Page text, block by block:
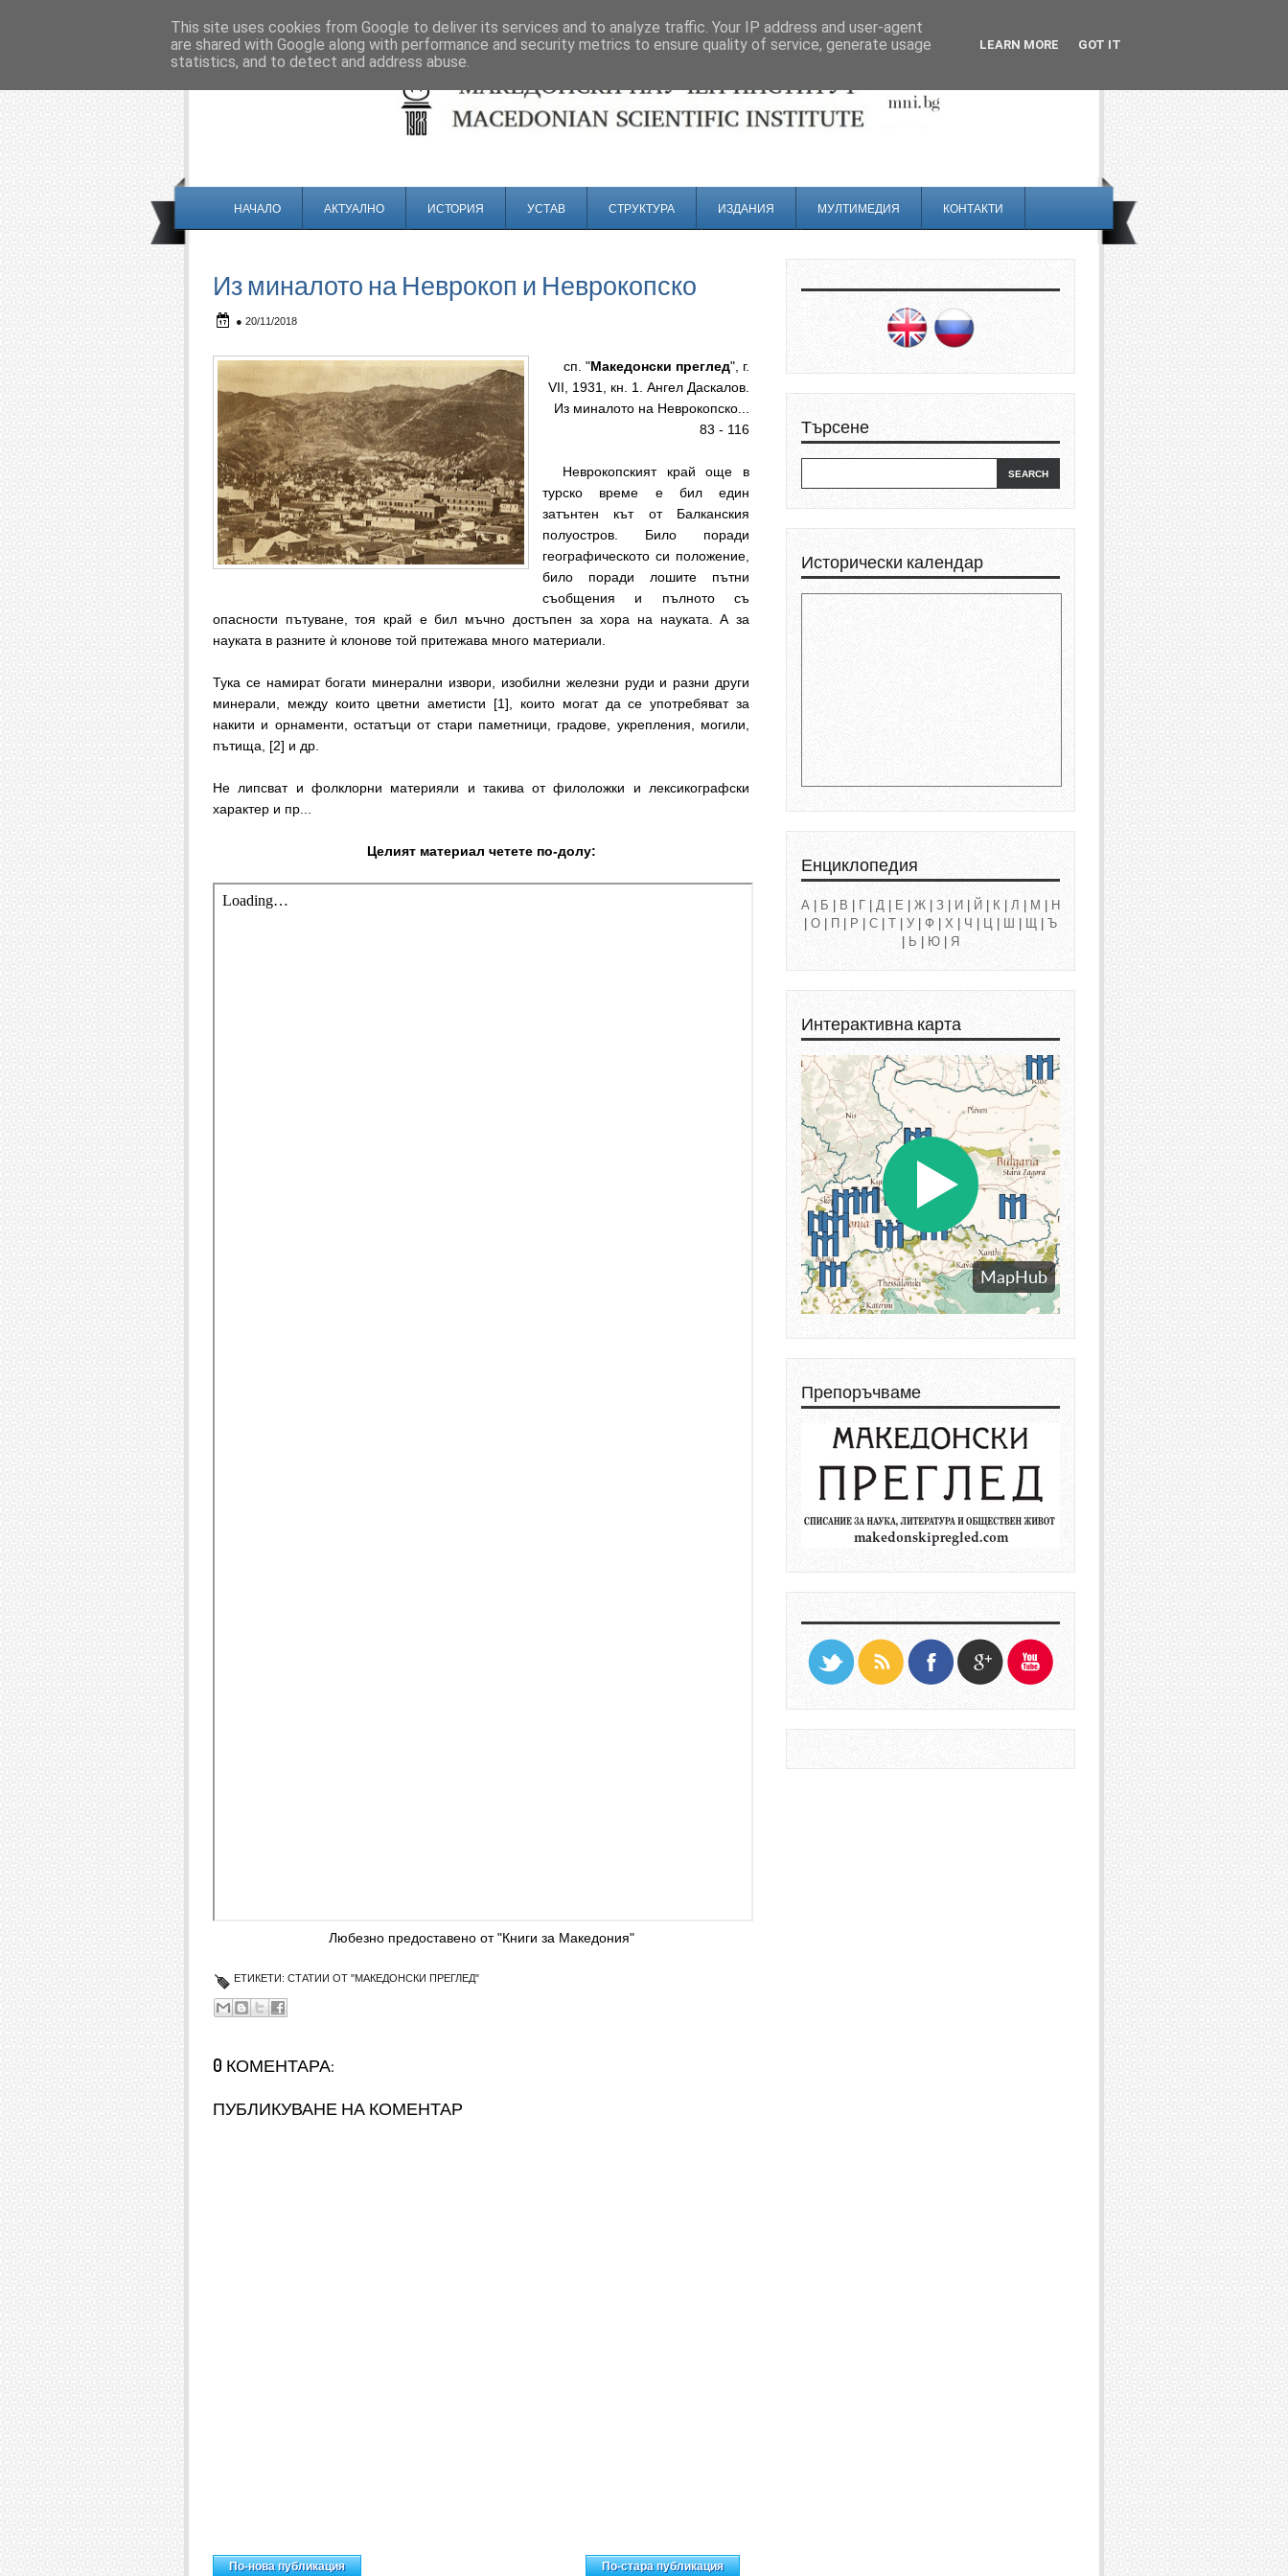
НАЧАЛО АКТУАЛНО ИСТОРИЯ УСТАВ СТРУКТУРА ИЗДАНИЯ МУЛТИМЕДИЯ КОНТАКТИ
Из миналото на Неврокоп и Неврокопско
● 20/11/2018
сп. "Македонски преглед", г.
VII, 1931, кн. 1. Ангел Даскалов.
Из миналото на Неврокопско...
83 - 116
Неврокопският край още в
турско време е бил един
затънтен кът от Балканския
полуостров. Било поради
географическото си положение,
било поради лошите пътни
съобщения и пълното съ
опасности пътуване, тоя край е бил мъчно достъпен за хора на науката. А за
науката в разните ѝ клонове той притежава много материали.
Тука се намират богати минерални извори, изобилни железни руди и разни други
минерали, между които цветни аметисти [1], които могат да се употребяват за
накити и орнаменти, остатъци от стари паметници, градове, укрепления, могили,
пътища, [2] и др.
Не липсват и фолклорни материяли и такива от филоложки и лексикографски
характер и пр...
Целият материал четете по-долу:
Любезно предоставено от "Книги за Македония"
ЕТИКЕТИ: СТАТИИ ОТ "МАКЕДОНСКИ ПРЕГЛЕД"
0 КОМЕНТАРА:
ПУБЛИКУВАНЕ НА КОМЕНТАР
По-нова публикация По-стара публикация
Търсене
Исторически календар
Енциклопедия
А Б В Г Д Е Ж З И Й К Л М
Н
О П Р С Т У Ф Х Ч Ц Ш Щ
Ъ
Ь Ю Я
Интерактивна карта
Препоръчваме
This site uses cookies from Google to deliver its services and to analyze traffic. Your IP address and user-agent
are shared with Google along with performance and security metrics to ensure quality of service, generate usage
statistics, and to detect and address abuse.
LEARN MORE GOT IT